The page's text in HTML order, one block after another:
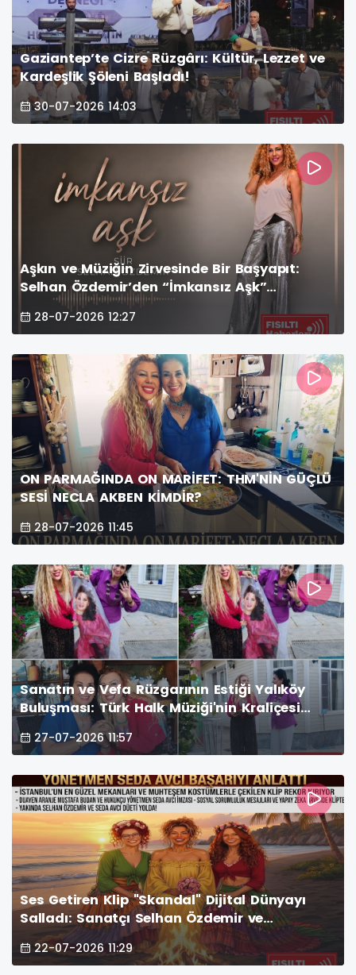
Gaziantep’te Cizre Rüzgârı: Kültür, Lezzet ve
Kardeşlik Şöleni Başladı!
30-07-2026 14:03
Aşkın ve Müziğin Zirvesinde Bir Başyapıt:
Selhan Özdemir’den “İmkansız Aşk”
Müzikseverlerle Buluştu!
28-07-2026 12:27
ON PARMAĞINDA ON MARİFET: THM'NİN GÜÇLÜ
SESİ NECLA AKBEN KİMDİR?
28-07-2026 11:45
Sanatın ve Vefa Rüzgarının Estiği Yalıköy
Buluşması: Türk Halk Müziği'nin Kraliçesi
Necla Akben’in Sanat Dolu Evindeyiz
27-07-2026 11:57
Ses Getiren Klip "Skandal" Dijital Dünyayı
Salladı: Sanatçı Selhan Özdemir ve
Yönetmen Seda Avcı Başarıyı Anlattı
22-07-2026 11:29